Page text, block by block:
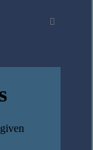
